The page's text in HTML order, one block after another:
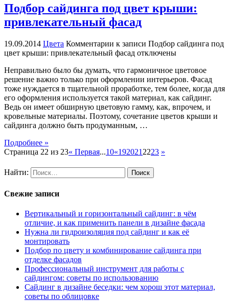
Подбор сайдинга под цвет крыши:
привлекательный фасад
19.09.2014 Цвета Комментарии к записи Подбор сайдинга под
цвет крыши: привлекательный фасад отключены
Неправильно было бы думать, что гармоничное цветовое
решение важно только при оформлении интерьеров. Фасад
тоже нуждается в тщательной проработке, тем более, когда для
его оформления используется такой материал, как сайдинг.
Ведь он имеет обширную цветовую гамму, как, впрочем, и
кровельные материалы. Поэтому, сочетание цветов крыши и
сайдинга должно быть продуманным, …
Подробнее »
Страница 22 из 23« Первая...10«192021 2223 »
Найти:
Свежие записи
Вертикальный и горизонтальный сайдинг: в чём
отличие, и как применить панели в дизайне фасада
Нужна ли гидроизоляция под сайдинг и как её
монтировать
Подбор по цвету и комбинирование сайдинга при
отделке фасадов
Профессиональный инструмент для работы с
сайдингом: советы по использованию
Сайдинг в дизайне беседки: чем хорош этот материал,
советы по облицовке